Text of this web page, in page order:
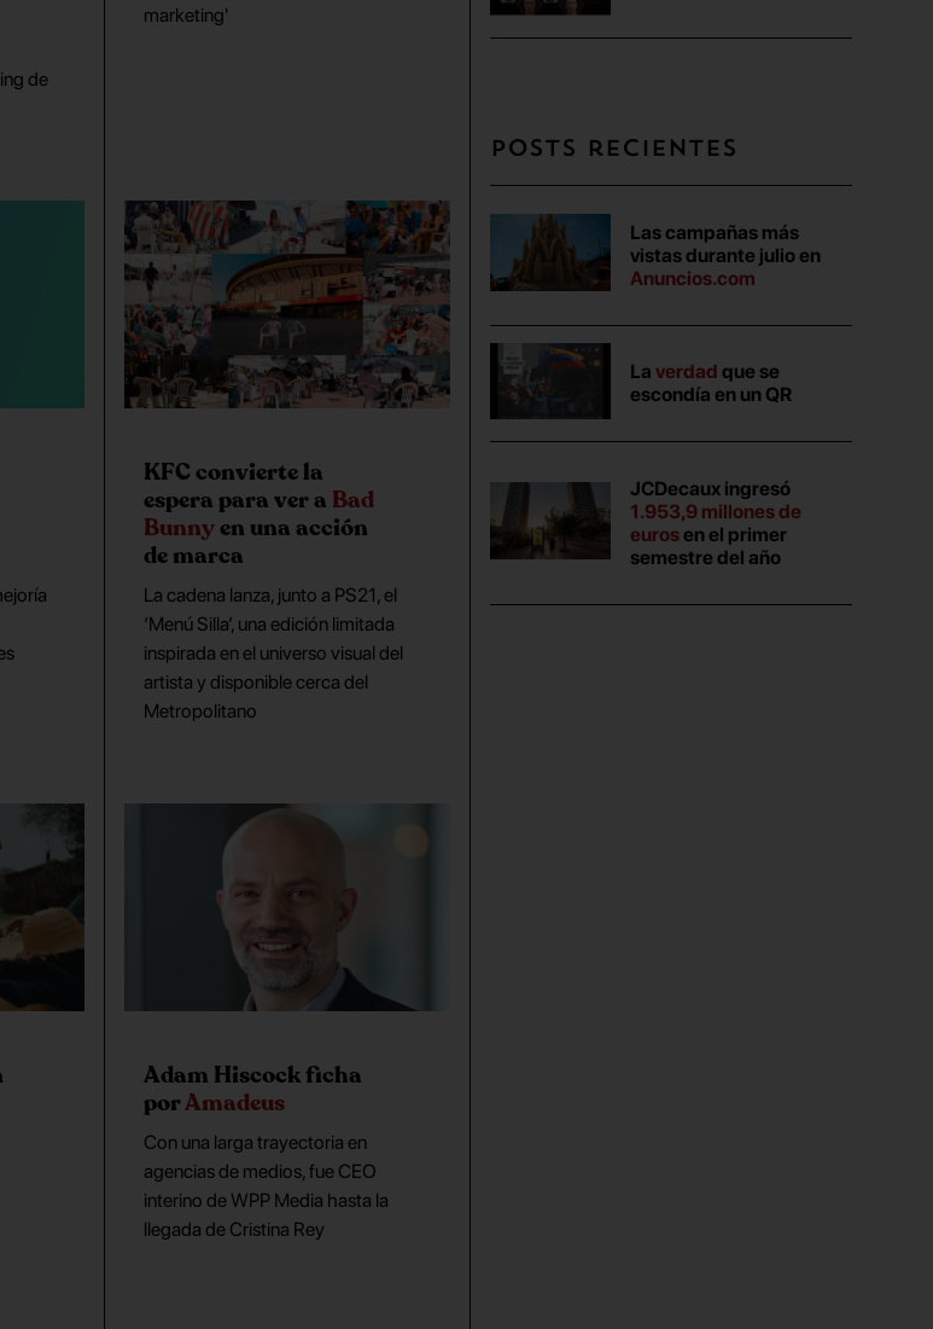
de
marketing'
KFC convierte la
espera para ver a Bad
Bunnyen una acción
de marca
La cadena lanza, junto a PS21, el
‘Menú Silla’, una edición limitada
inspirada en el universo visual del
artista y disponible cerca del
Metropolitano
Adam Hiscock ficha
porAmadeus
Con una larga trayectoria en
agencias de medios, fue CEO
interino de WPP Media hasta la
llegada de Cristina Rey
Posts recientes
Las campañas más
vistas durante julio en
Anuncios.com
La verdad que se
escondía en un QR
JCDecaux ingresó
1.953,9 millones de
eurosen el primer
semestre del año